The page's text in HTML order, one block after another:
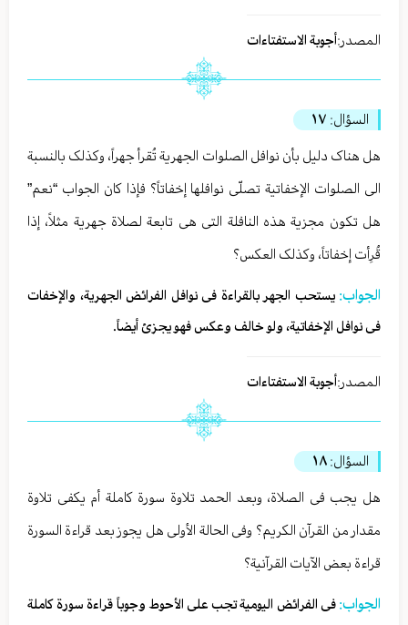
المصدر:أجوبة الاستفتاءات
السؤال: ١٧
هل هناک دلیل بأن نوافل الصلوات الجهریة تُقرأ جهراً، وکذلک بالنسبة
الی الصلوات الإخفاتیة تصلّی نوافلها إخفاتاً؟ فإذا کان الجواب “نعم”
هل تکون مجزیة هذه النافلة التی هی تابعة لصلاة جهریة مثلاً، إذا
قُرِأت إخفاتاً، وکذلک العکس؟
الجواب:یستحب الجهر بالقراءة فی نوافل الفرائض الجهریة، والإخفات
فی نوافل الإخفاتیة، ولو خالف وعکس فهو یجزئ أیضاً.
المصدر:أجوبة الاستفتاءات
السؤال: ١٨
هل یجب فی الصلاة، وبعد الحمد تلاوة سورة کاملة أم یکفی تلاوة
مقدار من القرآن الکریم؟ وفی الحالة الأولی هل یجوز بعد قراءة السورة
قراءة بعض الآیات القرآنیة؟
الجواب:فی الفرائض الیومیة تجب علی الأحوط وجوباً قراءة سورة کاملة